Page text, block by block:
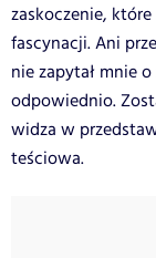
zaskoczenie,
fascynacji. Ani
nie zapytał mnie
odpowiednio.
widza w
teściowa.